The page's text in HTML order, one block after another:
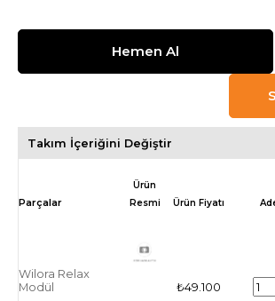
Takım İçeriğini Değiştir
Ürün
Resmi
Ürün Fiyatı
Wilora Relax
Modül
₺49.100